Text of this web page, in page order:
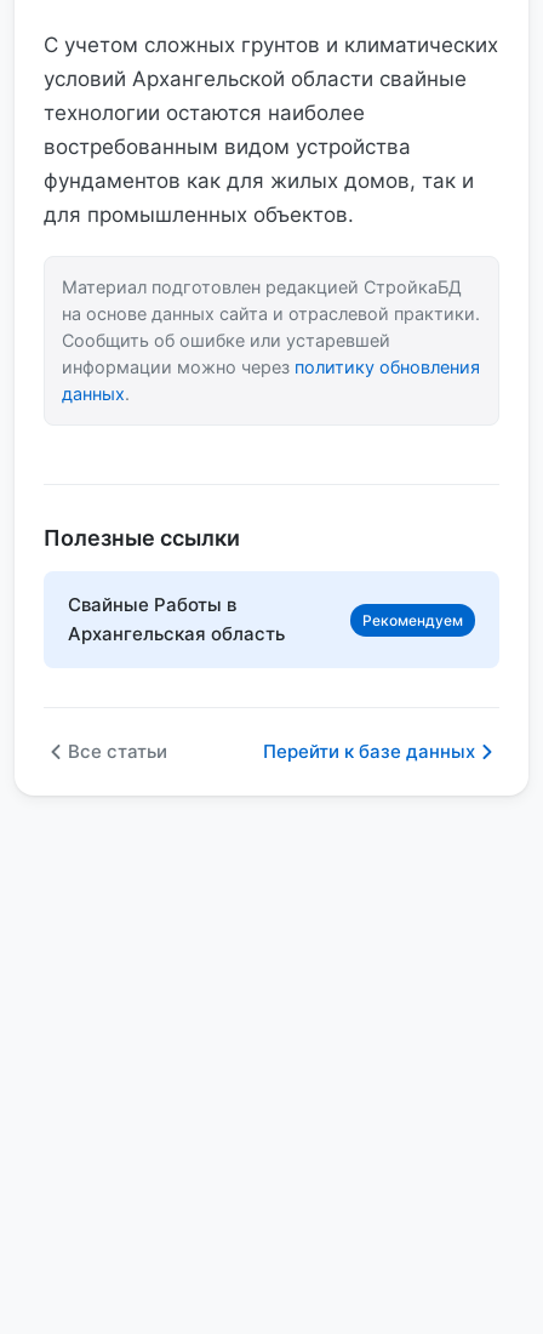
С учетом сложных грунтов и климатических
условий Архангельской области свайные
технологии остаются наиболее
востребованным видом устройства
фундаментов как для жилых домов, так и
для промышленных объектов.
Материал подготовлен редакцией СтройкаБД
на основе данных сайта и отраслевой практики.
Сообщить об ошибке или устаревшей
информации можно через политику обновления
данных.
Полезные ссылки
Свайные Работы в
Архангельская область
Рекомендуем
Все статьи Перейти к базе данных